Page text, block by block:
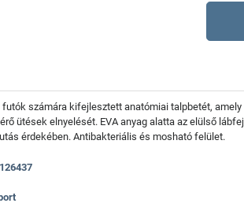
számára kifejlesztett anatómiai talpbetét,
ütések elnyelését. EVA anyag alatta az elülső
érdekében. Antibakteriális és mosható felület.